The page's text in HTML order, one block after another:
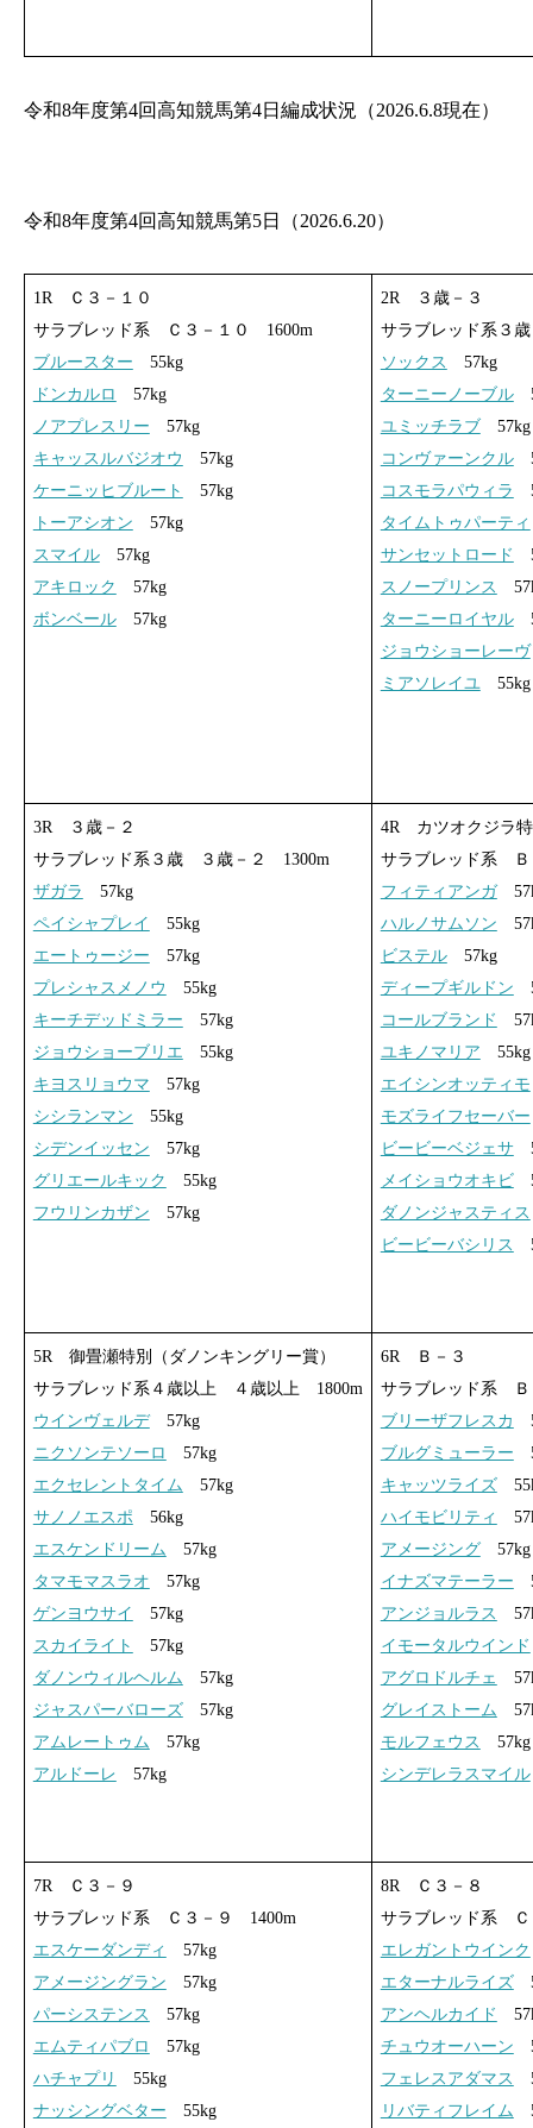
令和8年度第4回高知競馬第4日編成状況（2026.6.8現在）
令和8年度第4回高知競馬第5日（2026.6.20）
1R Ｃ３－１０
サラブレッド系 Ｃ３－１０ 1600m
ブルースター 55kg
ドンカルロ
57kg
ノアプレスリー 57kg
キャッスルバジオウ
57kg
ケーニッヒブルート
57kg
トーアシオン 57kg
スマイル57kg
アキロック
57kg
ボンベール57kg
2R ３歳－３
サラブレッド系３
ソックス
57kg
ターニーノーブル
ユミッチラブ 57kg
コンヴァーンクル
コスモラパウィラ
タイムトゥパーティ
サンセットロード
スノープリンス
ターニーロイヤル
ジョウショーレーヴ
ミアソレイユ55kg
3R ３歳－２
サラブレッド系３歳 ３歳－２ 1300m
ザガラ
57kg
ペイシャプレイ
55kg
エートゥージー 57kg
プレシャスメノウ
55kg
キーチデッドミラー 57kg
ジョウショーブリエ 55kg
キヨスリョウマ 57kg
シシランマン 55kg
シデンイッセン 57kg
グリエールキック
55kg
フウリンカザン 57kg
4R カツオクジラ
サラブレッド系
フィティアンガ
ハルノサムソン
ビステル57kg
ディープギルドン
コールブランド
ユキノマリア 55kg
エイシンオッティモ
モズライフセーバー
ビービーベジェサ
メイショウオキビ
ダノンジャスティス
ビービーバシリス
5R 御畳瀬特別（ダノンキングリー賞）
サラブレッド系４歳以上 ４歳以上 1800m
ウインヴェルデ57kg
ニクソンテソーロ
57kg
エクセレントタイム 57kg
サノノエスポ 56kg
エスケンドリーム 57kg
タマモマスラオ 57kg
ゲンヨウサイ
57kg
スカイライト
57kg
ダノンウィルヘルム 57kg
ジャスパーバローズ57kg
アムレートゥム 57kg
アルドーレ 57kg
6R Ｂ－３
サラブレッド系
ブリーザフレスカ
ブルグミューラー
キャッツライズ
ハイモビリティ
アメージング57kg
イナズマテーラー
アンジョルラス
イモータルウインド
アグロドルチェ
グレイストーム
モルフェウス
57kg
シンデレラスマイル
7R Ｃ３－９
サラブレッド系 Ｃ３－９ 1400m
エスケーダンディ
57kg
アメージングラン 57kg
パーシステンス
57kg
エムティパブロ
57kg
ハチャプリ
55kg
ナッシングベター 55kg
8R Ｃ３－８
サラブレッド系
エレガントウインク
エターナルライズ
アンヘルカイド
チュウオーハーン
フェレスアダマス
リバティフレイム